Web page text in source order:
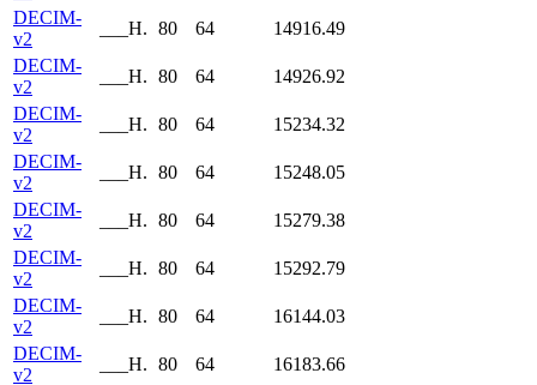
DECIM-
v2
___H. 80 64
14916.49
DECIM-
v2
___H. 80 64
14926.92
DECIM-
v2
___H. 80 64
15234.32
DECIM-
v2
___H. 80 64
15248.05
DECIM-
v2
___H. 80 64
15279.38
DECIM-
v2
___H. 80 64
15292.79
DECIM-
v2
___H. 80 64
16144.03
DECIM-
v2
___H. 80 64
16183.66